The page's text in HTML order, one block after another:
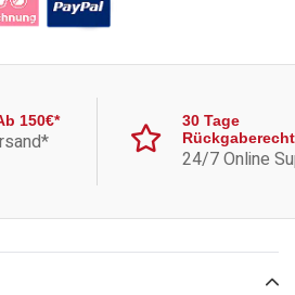
150€*
30 Tage
Rückgaberecht
24/7 Online